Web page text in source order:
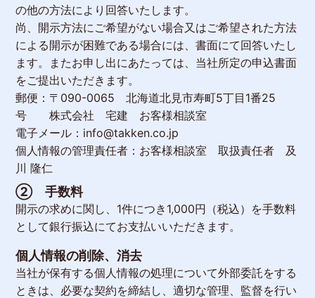
の他の方法により回答いたします。
尚、開示方法にご希望がない場合又はご希望された方法
による開示が困難である場合には、書面にて回答いたし
ます。またお申し出にあたっては、当社所定の申込書面
をご提出いただきます。
郵便：〒090-0065 北海道北見市寿町5丁目1番25
号 株式会社 宅建 お客様相談室
電子メール：info@takken.co.jp
個人情報の管理責任者：お客様相談室 取扱責任者 及
川 隆仁
② 手数料
開示の求めに関し、1件につき1,000円（税込）を手数料
として銀行振込にてお支払いいただきます。
個人情報の削除、消去
当社が保有する個人情報の処理について外部委託をする
ときは、必要な契約を締結し、適切な管理、監督を行い